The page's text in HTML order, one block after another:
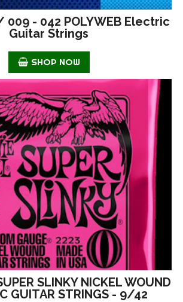
009 - 042 POLYWEB Electric
Guitar Strings
SHOP NOW
SLINKY NICKEL WOUND
GUITAR STRINGS - 9/42